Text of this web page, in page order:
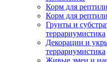
Корм для
Корм для
Грунты и
террариумистика
Декорации и
террариумистика
Живые змеи и